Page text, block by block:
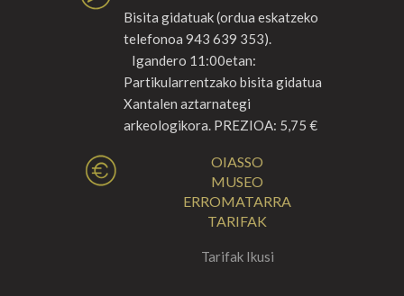
Bisita gidatuak (ordua eskatzeko
telefonoa 943 639 353).
Igandero 11:00etan:
Partikularrentzako bisita gidatua
Xantalen aztarnategi
arkeologikora. PREZIOA: 5,75 €
OIASSO
MUSEO
ERROMATARRA
TARIFAK
Tarifak Ikusi